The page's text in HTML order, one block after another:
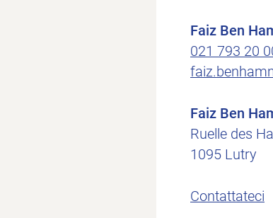
Faiz Ben
021 793 20
Faiz Ben
Ruelle des
1095 Lutry
Contattateci